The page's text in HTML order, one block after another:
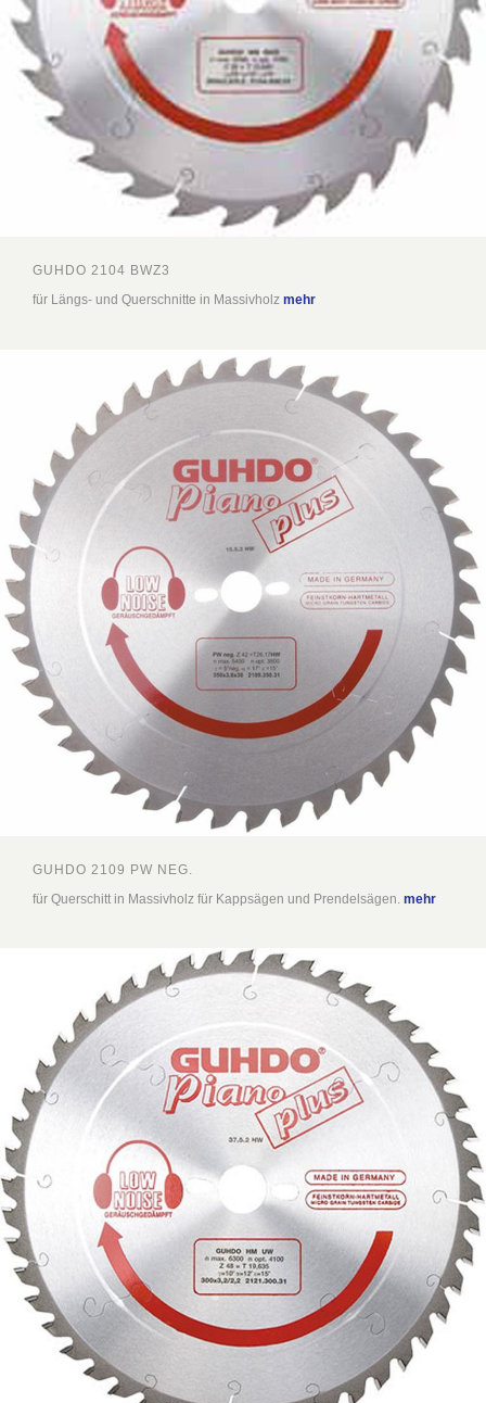
GUHDO 2104 BWZ3
für Längs- und Querschnitte in Massivholz mehr
GUHDO 2109 PW NEG.
für Querschitt in Massivholz für Kappsägen und Prendelsägen. mehr